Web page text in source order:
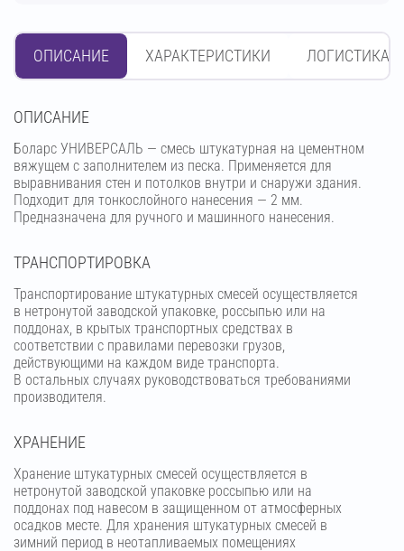
ОПИСАНИЕ ХАРАКТЕРИСТИКИ ЛОГИСТИКА
OПИСАНИЕ
Боларс УНИВЕРСАЛЬ — смесь штукатурная на цементном
вяжущем с заполнителем из песка. Применяется для
выравнивания стен и потолков внутри и снаружи здания.
Подходит для тонкослойного нанесения — 2 мм.
Предназначена для ручного и машинного нанесения.
ТРАНСПОРТИРОВКА
Транспортирование штукатурных смесей осуществляется
в нетронутой заводской упаковке, россыпью или на
поддонах, в крытых транспортных средствах в
соответствии с правилами перевозки грузов,
действующими на каждом виде транспорта.
В остальных случаях руководствоваться требованиями
производителя.
ХРАНЕНИЕ
Хранение штукатурных смесей осуществляется в
нетронутой заводской упаковке россыпью или на
поддонах под навесом в защищенном от атмосферных
осадков месте. Для хранения штукатурных смесей в
зимний период в неотапливаемых помещениях